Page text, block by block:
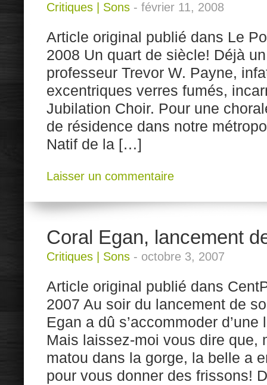
Critiques Sons - février 11, 2008
Article original publié dans Le
2008 Un quart de siècle! Déjà
professeur Trevor W. Payne,
excentriques verres fumés,
Jubilation Choir. Pour une
de résidence dans notre
Natif de la […]
Laisser un commentaire
Coral Egan, lancement
Critiques Sons - octobre 3, 2007
Article original publié dans
2007 Au soir du lancement de
Egan a dû s’accommoder
Mais laissez-moi vous dire que,
matou dans la gorge, la belle a
pour vous donner des frissons!